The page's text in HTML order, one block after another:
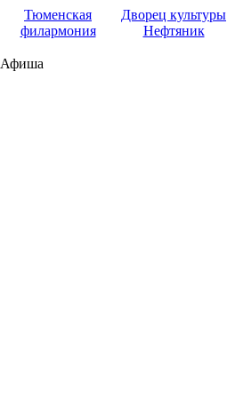
Тюменская
филармония
Дворец культуры
Нефтяник
Афиша